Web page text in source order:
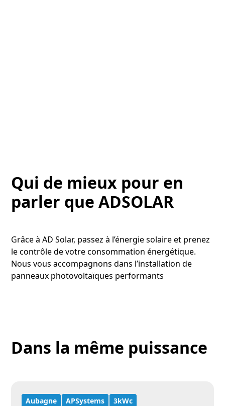
Qui de mieux pour en
parler que ADSOLAR
Grâce à AD Solar, passez à l’énergie solaire et prenez
le contrôle de votre consommation énergétique.
Nous vous accompagnons dans l’installation de
panneaux photovoltaïques performants
Dans la même puissance
Aubagne APSystems 3kWc